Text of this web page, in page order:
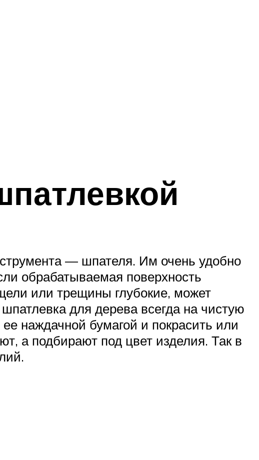
— шпателя. Им очень удобно
обрабатываемая поверхность
или трещины глубокие, может
для дерева всегда на чистую
наждачной бумагой и покрасить или
а подбирают под цвет изделия. Так в